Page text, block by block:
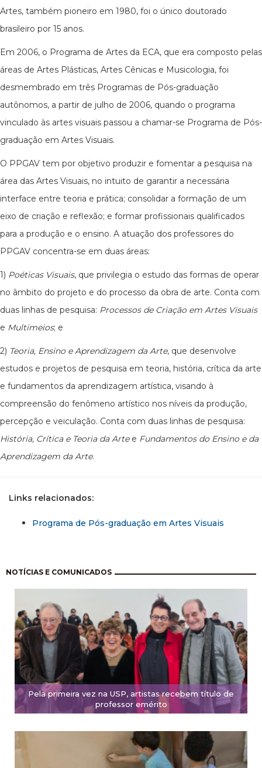
Artes, também pioneiro em 1980, foi o único doutorado
brasileiro por 15 anos.
Em 2006, o Programa de Artes da ECA, que era composto pelas
áreas de Artes Plásticas, Artes Cênicas e Musicologia, foi
desmembrado em três Programas de Pós-graduação
autônomos, a partir de julho de 2006, quando o programa
vinculado às artes visuais passou a chamar-se Programa de Pós-
graduação em Artes Visuais.
O PPGAV tem por objetivo produzir e fomentar a pesquisa na
área das Artes Visuais, no intuito de garantir a necessária
interface entre teoria e prática; consolidar a formação de um
eixo de criação e reflexão; e formar profissionais qualificados
para a produção e o ensino. A atuação dos professores do
PPGAV concentra-se em duas áreas:
1) Poéticas Visuais, que privilegia o estudo das formas de operar
no âmbito do projeto e do processo da obra de arte. Conta com
duas linhas de pesquisa: Processos de Criação em Artes Visuais
e Multimeios; e
2) Teoria, Ensino e Aprendizagem da Arte, que desenvolve
estudos e projetos de pesquisa em teoria, história, crítica da arte
e fundamentos da aprendizagem artística, visando à
compreensão do fenômeno artístico nos níveis da produção,
percepção e veiculação. Conta com duas linhas de pesquisa:
História, Crítica e Teoria da Artee Fundamentos do Ensino e da
Aprendizagem da Arte.
Links relacionados:
Programa de Pós-graduação em Artes Visuais
NOTÍCIAS E COMUNICADOS
Pela primeira vez na USP, artistas recebem título de
professor emérito
Pagination